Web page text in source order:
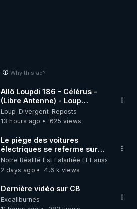
Why this ad?
Allô Loupdi 186 - Célérus -
(Libre Antenne) - Loup
Divergent 2026.08.06
Loup_Divergent_Reposts
13 hours ago
625 views
Le piège des voitures
électriques se referme sur
les usagers !
Notre Réalité Est Falsifiée Et Fausse
2 days ago
4.6 k views
Dernière vidéo sur CB
Excaliburnes